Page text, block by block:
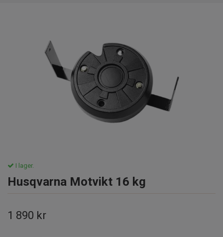
I lager.
Husqvarna Motvikt 16 kg
1 890 kr